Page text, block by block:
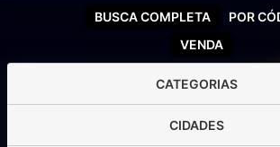
VENDA
BUSCA COMPLETA POR
CATEGORIAS
CIDADES